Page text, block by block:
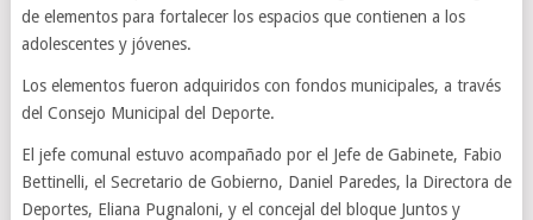
de elementos para fortalecer los espacios que contienen a los
adolescentes y jóvenes.
Los elementos fueron adquiridos con fondos municipales, a través
del Consejo Municipal del Deporte.
El jefe comunal estuvo acompañado por el Jefe de Gabinete, Fabio
Bettinelli, el Secretario de Gobierno, Daniel Paredes, la Directora de
Deportes, Eliana Pugnaloni, y el concejal del bloque Juntos y